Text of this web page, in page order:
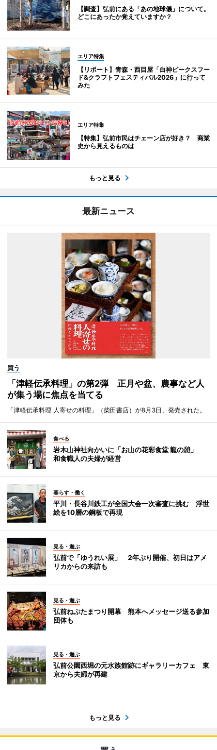
【調査】弘前にある「あの地球儀」について。
どこにあったか覚えていますか？
エリア特集
【リポート】青森・西目屋「白神ピークスフー
ド&クラフトフェスティバル2026」に行って
みた
エリア特集
【特集】弘前市民はチェーン店が好き？ 商業
史から見えるものは
もっと見る
最新ニュース
買う
「津軽伝承料理」の第2弾 正月や盆、農事など人
が集う場に焦点を当てる
「津軽伝承料理 人寄せの料理」（柴田書店）が8月3日、発売された。
食べる
岩木山神社向かいに「お山の花彩食堂 龍の憩」
和食職人の夫婦が経営
暮らす・働く
平川・長谷川鉄工が全国大会一次審査に挑む 浮世
絵を10層の鋼板で再現
見る・遊ぶ
弘前で「ゆうれい展」 2年ぶり開催、初日はアメ
リカからの来訪も
見る・遊ぶ
弘前ねぷたまつり開幕 熊本へメッセージ送る参加
団体も
見る・遊ぶ
弘前公園西堀の元水族館跡にギャラリーカフェ 東
京から夫婦が再建
もっと見る